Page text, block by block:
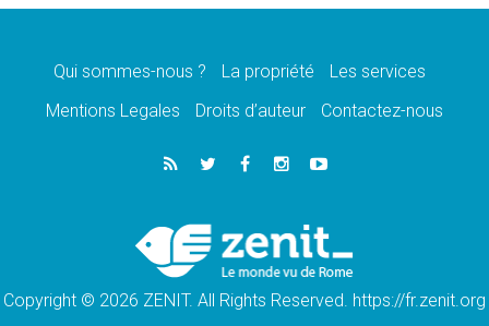
08.08.2026
07.08.2026
Calapan devient un diocèse
Congo-Brazzaville: le 15 août, entre solennité
de l'Assomption et mémoire nationale
«La paix commence par l'empathie» estime
le cardinal Parolin
Qui sommes-nous ? La propriété
Les services
Mentions Legales
Droits d’auteur Contactez-nous
Copyright © 2026 ZENIT. All Rights Reserved. https://fr.zenit.org